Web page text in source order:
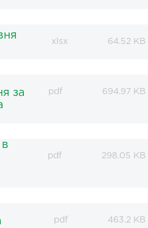
xlsx 64.52 KB
за
pdf 694.97 KB
в
pdf 298.05 KB
pdf 463.2 KB